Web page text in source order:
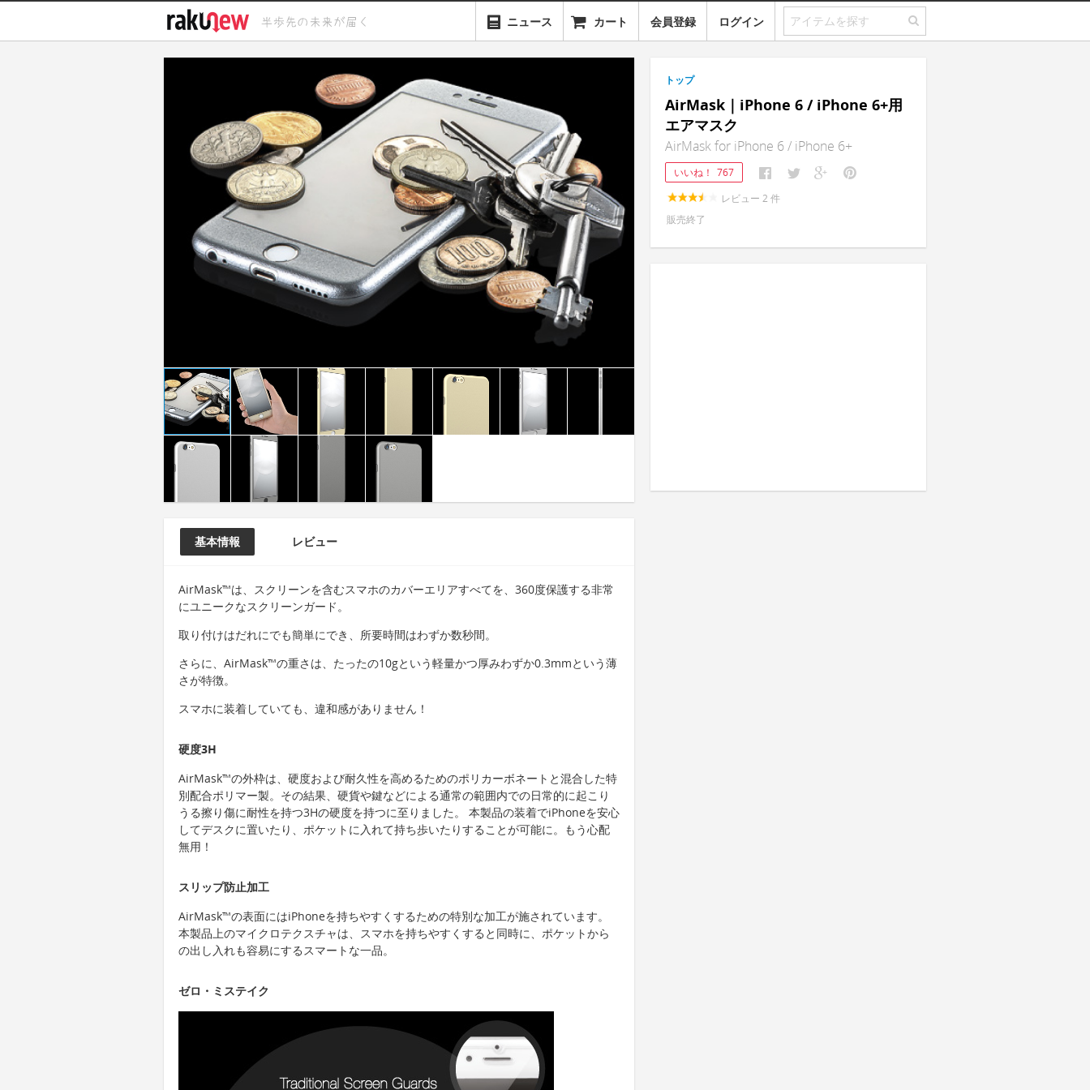
ニュース カート 会員登録 ログイン
基本情報 レビュー
AirMask™は、スクリーンを含むスマホのカバーエリアすべてを、360度保護する非常
にユニークなスクリーンガード。
取り付けはだれにでも簡単にでき、所要時間はわずか数秒間。
さらに、AirMask™の重さは、たったの10gという軽量かつ厚みわずか0.3mmという薄
さが特徴。
スマホに装着していても、違和感がありません！
硬度3H
AirMask™の外枠は、硬度および耐久性を高めるためのポリカーボネートと混合した特
別配合ポリマー製。その結果、硬貨や鍵などによる通常の範囲内での日常的に起こり
うる擦り傷に耐性を持つ3Hの硬度を持つに至りました。 本製品の装着でiPhoneを安心
してデスクに置いたり、ポケットに入れて持ち歩いたりすることが可能に。もう心配
無用！
スリップ防止加工
AirMask™の表面にはiPhoneを持ちやすくするための特別な加工が施されています。
本製品上のマイクロテクスチャは、スマホを持ちやすくすると同時に、ポケットから
の出し入れも容易にするスマートな一品。
ゼロ・ミステイク
トップ
AirMask｜iPhone 6 / iPhone 6+用
エアマスク
AirMask for iPhone 6 / iPhone 6+
いいね！ 767
レビュー 2 件
販売終了